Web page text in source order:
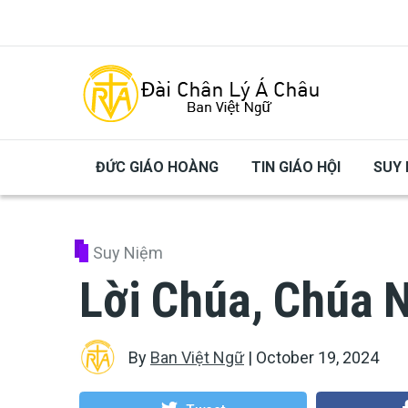
ĐỨC GIÁO HOÀNG TIN GIÁO HỘI SUY
Suy Niệm
Lời Chúa, Chúa
By Ban Việt Ngữ| October 19, 2024